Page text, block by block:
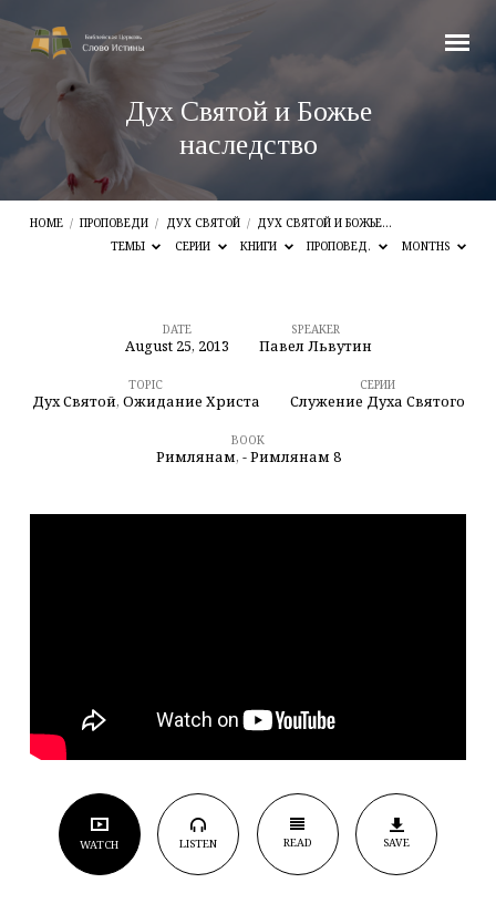
Дух Святой и Божье
наследство
HOME / ПРОПОВЕДИ / ДУХ СВЯТОЙ / ДУХ СВЯТОЙ И БОЖЬЕ…
ТЕМЫ
СЕРИИ КНИГИ ПРОПОВЕД. MONTHS
Святой
DATE
August 25, 2013
SPEAKER
Павел Львутин
TOPIC
Дух Святой, Ожидание Христа
СЕРИИ
Служение Духа Святого
BOOK
Римлянам, - Римлянам 8
WATCH LISTEN READ SAVE